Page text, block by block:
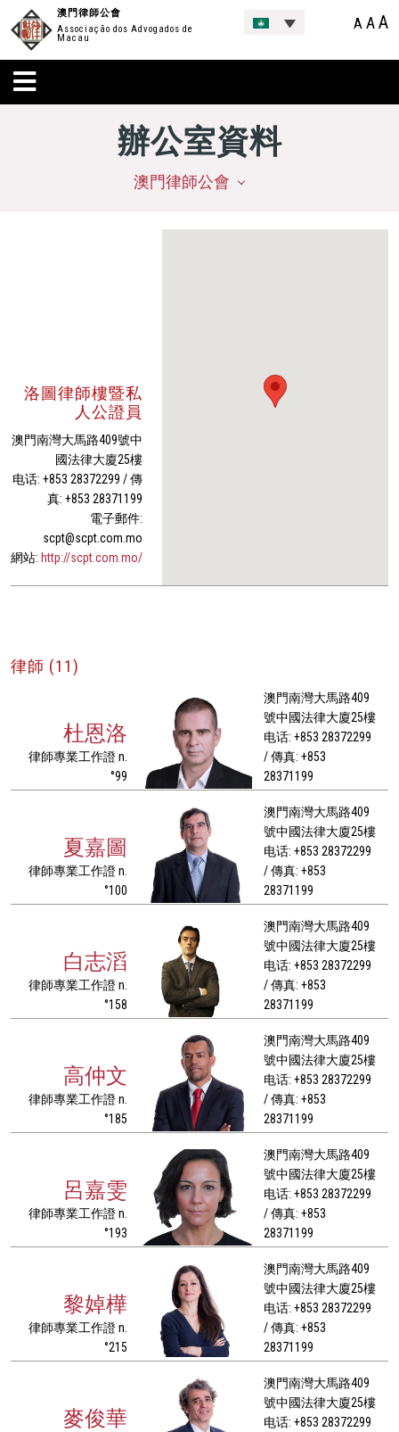
澳門律師公會
Associação dos Advogados de
Macau
A AA
辦公室資料
澳門律師公會
洛圖律師樓暨私
人公證員
澳門南灣大馬路409號中
國法律大廈25樓
电话: +853 28372299 / 傳
真: +853 28371199
電子郵件:
scpt@scpt.com.mo
網站: http://scpt.com.mo/
律師 (11)
杜恩洛
律師專業工作證 n.
°99
澳門南灣大馬路409
號中國法律大廈25樓
电话: +853 28372299
/ 傳真: +853
28371199
夏嘉圖
律師專業工作證 n.
°100
澳門南灣大馬路409
號中國法律大廈25樓
电话: +853 28372299
/ 傳真: +853
28371199
白志滔
律師專業工作證 n.
°158
澳門南灣大馬路409
號中國法律大廈25樓
电话: +853 28372299
/ 傳真: +853
28371199
高仲文
律師專業工作證 n.
°185
澳門南灣大馬路409
號中國法律大廈25樓
电话: +853 28372299
/ 傳真: +853
28371199
呂嘉雯
律師專業工作證 n.
°193
澳門南灣大馬路409
號中國法律大廈25樓
电话: +853 28372299
/ 傳真: +853
28371199
黎婥樺
律師專業工作證 n.
°215
澳門南灣大馬路409
號中國法律大廈25樓
电话: +853 28372299
/ 傳真: +853
28371199
麥俊華
澳門南灣大馬路409
號中國法律大廈25樓
电话: +853 28372299